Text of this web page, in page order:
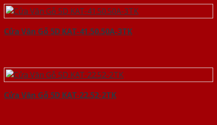
Cửa Vân Gỗ 5D KAT-41.50.50A-3TK
Cửa Vân Gỗ 5D KAT-22.52-2TK